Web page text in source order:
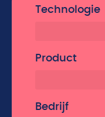
Technologie
Product
Bedrijf